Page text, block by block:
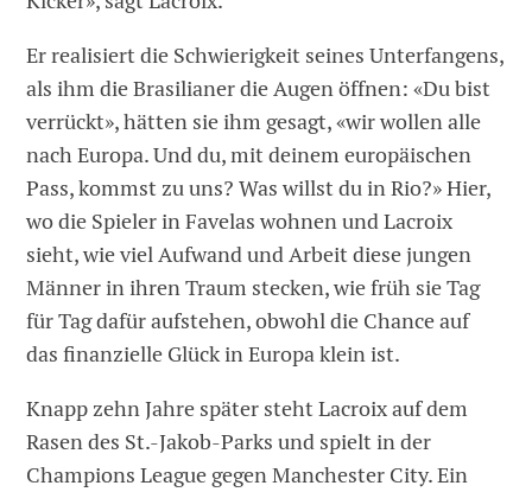
Er realisiert die Schwierigkeit seines Unterfangens,
als ihm die Brasilianer die Augen öffnen: «Du bist
verrückt», hätten sie ihm gesagt, «wir wollen alle
nach Europa. Und du, mit deinem europäischen
Pass, kommst zu uns? Was willst du in Rio?» Hier,
wo die Spieler in Favelas wohnen und Lacroix
sieht, wie viel Aufwand und Arbeit diese jungen
Männer in ihren Traum stecken, wie früh sie Tag
für Tag dafür aufstehen, obwohl die Chance auf
das finanzielle Glück in Europa klein ist.
Knapp zehn Jahre später steht Lacroix auf dem
Rasen des St.-Jakob-Parks und spielt in der
Champions League gegen Manchester City. Ein